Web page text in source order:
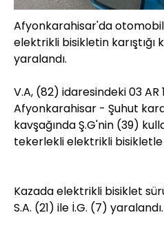
Afyonkarahisar'da
elektrikli bisikletin karıştığı
yaralandı.
V.A, (82) idaresindeki 03 AR
Afyonkarahisar - Şuhut
kavşağında Ş.G'nin (39)
tekerlekli elektrikli bisikletle
Kazada elektrikli bisiklet
S.A. (21) ile İ.G. (7) yaralandı.